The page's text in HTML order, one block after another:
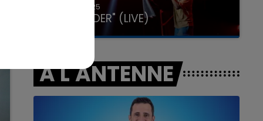
31 janvier 2025
GIMS "SPIDER" (LIVE)
A L'ANTENNE